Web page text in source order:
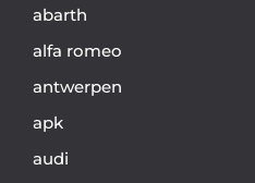
abarth
alfa romeo
antwerpen
apk
audi